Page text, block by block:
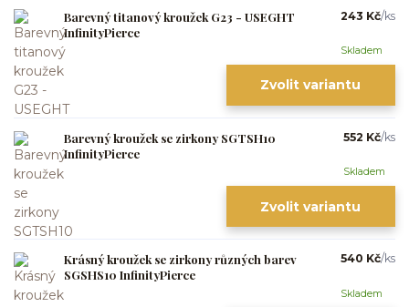
Barevný titanový kroužek G23 - USEGHT
InfinityPierce
243 Kč/ks
Skladem
Zvolit variantu
Barevný kroužek se zirkony SGTSH10
InfinityPierce
552 Kč/ks
Skladem
Zvolit variantu
Krásný kroužek se zirkony různých barev
SGSHS10 InfinityPierce
540 Kč/ks
Skladem